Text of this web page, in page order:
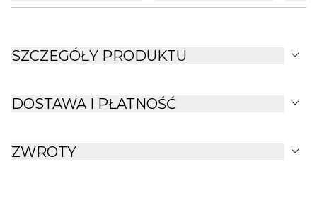
SZCZEGÓŁY PRODUKTU expand_more
DOSTAWA I PŁATNOŚĆ expand_more
ZWROTY expand_more